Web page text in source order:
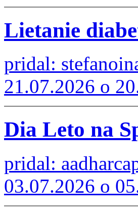
Lietanie
pridal:
21.07.2026 o
Dia Leto na
pridal:
03.07.2026 o